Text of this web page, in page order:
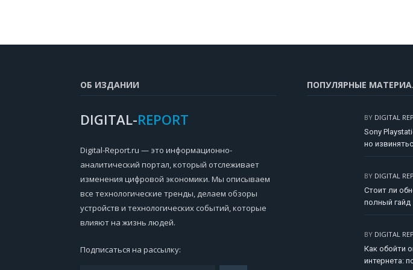
ОБ ИЗДАНИИ
DIGITAL-REPORT
Digital-Report.ru — это информационно-
аналитический портал, который отслеживает
изменения цифровой экономики. Мы описываем
все технологические тренды, делаем обзоры
устройств и технологических событий, которые
влияют на жизнь людей.
Подписаться на рассылку:
ПОПУЛЯРНЫЕ
BY DIGITAL
Sony
но
BY DIGITAL
Стоит ли
полный гайд
BY DIGITAL
Как обойти
интернета: